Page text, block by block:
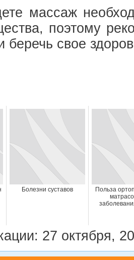
массаж
поэтому
беречь свое
Болезни суставов
Польза
27 октября,